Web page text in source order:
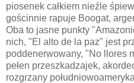
piosenek całkiem nieźle
gościnnie rapuje Boogat,
Oba to jasne punkty
nich, "El alto de la paz" jest
poddenerwowany, "No llores
pełen przeszkadzajek,
rozgrzany